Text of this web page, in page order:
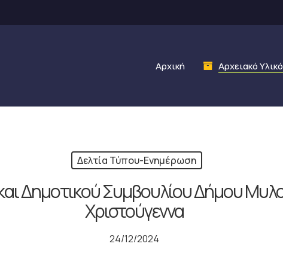
Αρχική Αρχειακό Υλικό
Δελτία Τύπου-Ενημέρωση
Δημοτικού Συμβουλίου Δήμου
Χριστούγεννα
24/12/2024